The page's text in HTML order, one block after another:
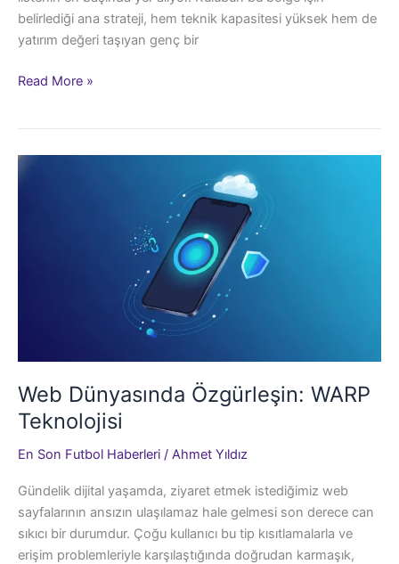
belirlediği ana strateji, hem teknik kapasitesi yüksek hem de
yatırım değeri taşıyan genç bir
Aslan’ın
Batrakov
Read More »
Web Dünyasında Özgürleşin: WARP
Teknolojisi
En Son Futbol Haberleri / Ahmet Yıldız
Gündelik dijital yaşamda, ziyaret etmek istediğimiz web
sayfalarının ansızın ulaşılamaz hale gelmesi son derece can
sıkıcı bir durumdur. Çoğu kullanıcı bu tip kısıtlamalarla ve
erişim problemleriyle karşılaştığında doğrudan karmaşık,